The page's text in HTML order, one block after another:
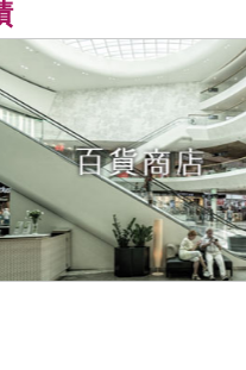
榮獲 台積電2024年建
台積電2024年建廠品質獎 云
2024年4月 巧風
2024年4月 巧風PREFCO第
2024年4月19日巧風